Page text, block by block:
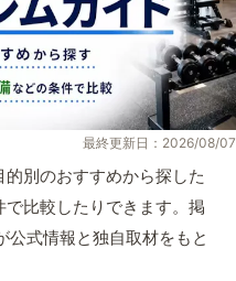
最終更新日：2026/08/07
別のおすすめから探した
比較したりできます。掲
公式情報と独自取材をもと